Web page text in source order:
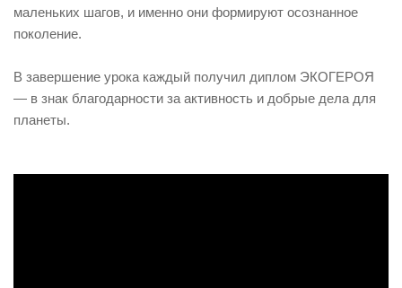
маленьких шагов, и именно они формируют осознанное
поколение.
В завершение урока каждый получил диплом ЭКОГЕРОЯ
— в знак благодарности за активность и добрые дела для
планеты.